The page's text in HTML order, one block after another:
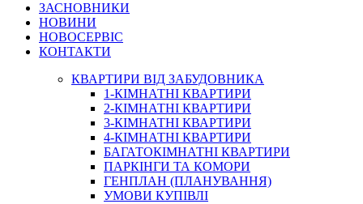
ЗАСНОВНИКИ
НОВИНИ
НОВОСЕРВІС
КОНТАКТИ
КВАРТИРИ ВІД ЗАБУДОВНИКА
1-КІМНАТНІ КВАРТИРИ
2-КІМНАТНІ КВАРТИРИ
3-КІМНАТНІ КВАРТИРИ
4-КІМНАТНІ КВАРТИРИ
БАГАТОКІМНАТНІ КВАРТИРИ
ПАРКІНГИ ТА КОМОРИ
ГЕНПЛАН (ПЛАНУВАННЯ)
УМОВИ КУПІВЛІ